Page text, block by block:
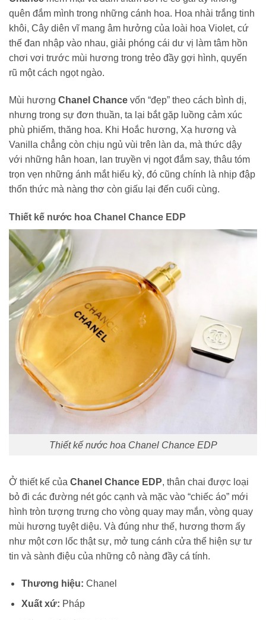
quên đắm mình trong những cánh hoa. Hoa nhài trắng tinh
khôi, Cây diên vĩ mang âm hưởng của loài hoa Violet, cứ
thế đan nhập vào nhau, giải phóng cái dư vị làm tâm hồn
chơi vơi trước mùi hương trong trẻo đầy gợi hình, quyến
rũ một cách ngọt ngào.
Mùi hương Chanel Chance vốn “đẹp” theo cách bình dị,
nhưng trong sự đơn thuần, ta lại bắt gặp luồng cảm xúc
phù phiếm, thăng hoa. Khi Hoắc hương, Xạ hương và
Vanilla chẳng còn chịu ngủ vùi trên làn da, mà thức dậy
với những hân hoan, lan truyền vị ngọt đắm say, thâu tóm
trọn vẹn những ánh mắt hiếu kỳ, đó cũng chính là nhịp đập
thổn thức mà nàng thơ còn giấu lại đến cuối cùng.
Thiết kế nước hoa Chanel Chance EDP
Thiết kế nước hoa Chanel Chance EDP
Ở thiết kế của Chanel Chance EDP, thân chai được loại
bỏ đi các đường nét góc cạnh và mặc vào “chiếc áo” mới
hình tròn tượng trưng cho vòng quay may mắn, vòng quay
mùi hương tuyệt diệu. Và đúng như thế, hương thơm ấy
như một cơn lốc thật sự, mở tung cánh cửa thể hiện sự tư
tin và sành điệu của những cô nàng đầy cá tính.
Thương hiệu: Chanel
Xuất xứ: Pháp